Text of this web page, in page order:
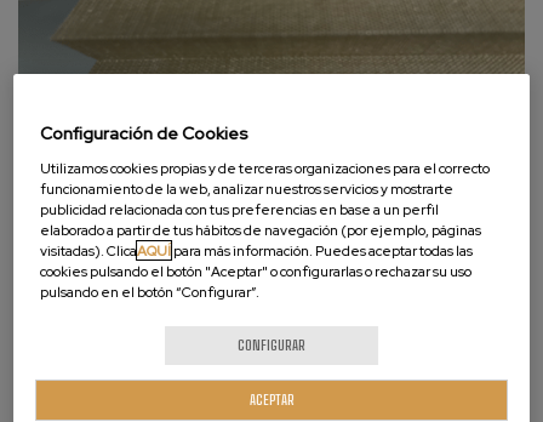
Vídeos de Producto
Configuración de Cookies
Utilizamos cookies propias y de terceras organizaciones para el correcto
funcionamiento de la web, analizar nuestros servicios y mostrarte
publicidad relacionada con tus preferencias en base a un perfil
elaborado a partir de tus hábitos de navegación (por ejemplo, páginas
visitadas). ClicaAQUÍ para más información. Puedes aceptar todas las
cookies pulsando el botón "Aceptar" o configurarlas o rechazar su uso
pulsando en el botón “Configurar”.
CONFIGURAR
ACEPTAR